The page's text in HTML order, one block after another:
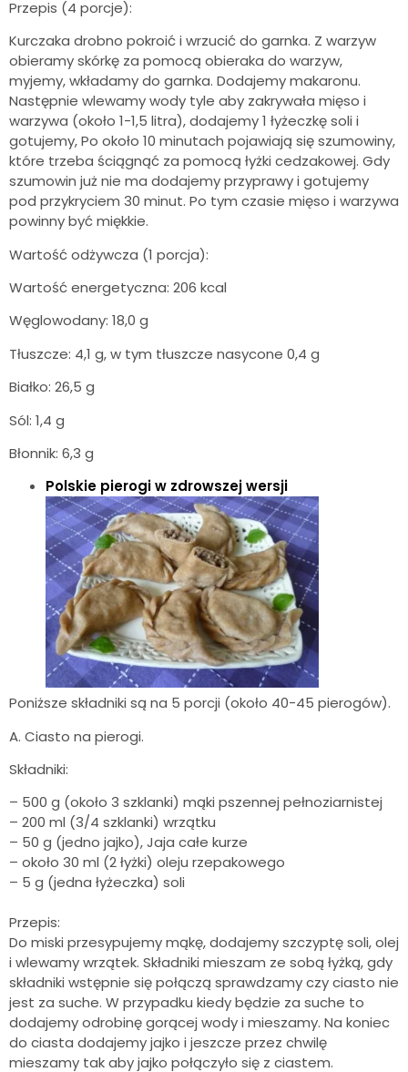
Przepis (4 porcje):
Kurczaka drobno pokroić i wrzucić do garnka. Z warzyw
obieramy skórkę za pomocą obieraka do warzyw,
myjemy, wkładamy do garnka. Dodajemy makaronu.
Następnie wlewamy wody tyle aby zakrywała mięso i
warzywa (około 1-1,5 litra), dodajemy 1 łyżeczkę soli i
gotujemy, Po około 10 minutach pojawiają się szumowiny,
które trzeba ściągnąć za pomocą łyżki cedzakowej. Gdy
szumowin już nie ma dodajemy przyprawy i gotujemy
pod przykryciem 30 minut. Po tym czasie mięso i warzywa
powinny być miękkie.
Wartość odżywcza (1 porcja):
Wartość energetyczna: 206 kcal
Węglowodany: 18,0 g
Tłuszcze: 4,1 g, w tym tłuszcze nasycone 0,4 g
Białko: 26,5 g
Sól: 1,4 g
Błonnik: 6,3 g
Polskie pierogi w zdrowszej wersji
Poniższe składniki są na 5 porcji (około 40-45 pierogów).
A. Ciasto na pierogi.
Składniki:
– 500 g (około 3 szklanki) mąki pszennej pełnoziarnistej
– 200 ml (3/4 szklanki) wrzątku
– 50 g (jedno jajko), Jaja całe kurze
– około 30 ml (2 łyżki) oleju rzepakowego
– 5 g (jedna łyżeczka) soli
Przepis:
Do miski przesypujemy mąkę, dodajemy szczyptę soli, olej
i wlewamy wrzątek. Składniki mieszam ze sobą łyżką, gdy
składniki wstępnie się połączą sprawdzamy czy ciasto nie
jest za suche. W przypadku kiedy będzie za suche to
dodajemy odrobinę gorącej wody i mieszamy. Na koniec
do ciasta dodajemy jajko i jeszcze przez chwilę
mieszamy tak aby jajko połączyło się z ciastem.